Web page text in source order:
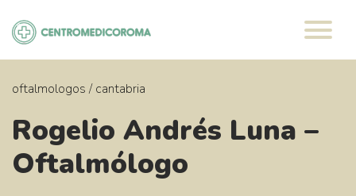
contenido
oftalmologos / cantabria
Rogelio Andrés Luna –
Oftalmólogo